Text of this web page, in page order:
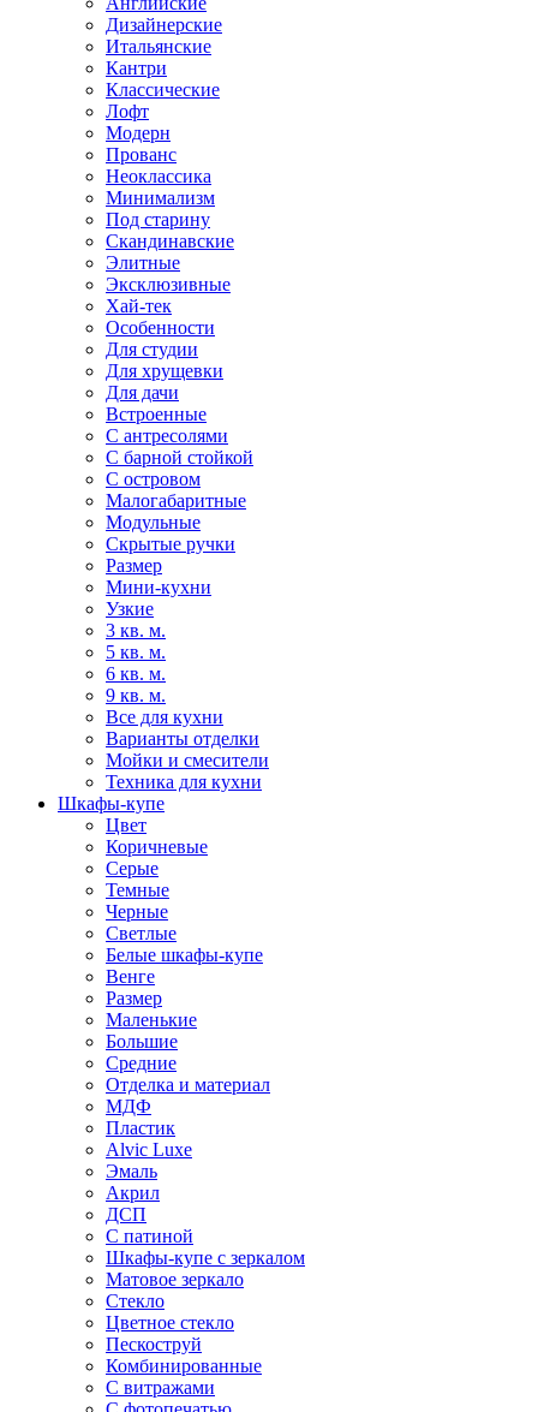
Дизайнерские
Итальянские
Кантри
Классические
Лофт
Модерн
Прованс
Неоклассика
Минимализм
Под старину
Скандинавские
Элитные
Эксклюзивные
Хай-тек
Особенности
Для студии
Для хрущевки
Для дачи
Встроенные
С антресолями
С барной стойкой
С островом
Малогабаритные
Модульные
Скрытые ручки
Размер
Мини-кухни
Узкие
3 кв. м.
5 кв. м.
6 кв. м.
9 кв. м.
Все для кухни
Варианты отделки
Мойки и смесители
Техника для кухни
Шкафы-купе
Цвет
Коричневые
Серые
Темные
Черные
Светлые
Белые шкафы-купе
Венге
Размер
Маленькие
Большие
Средние
Отделка и материал
МДФ
Пластик
Alvic Luxe
Эмаль
Акрил
ДСП
С патиной
Шкафы-купе с зеркалом
Матовое зеркало
Стекло
Цветное стекло
Пескоструй
Комбинированные
С витражами